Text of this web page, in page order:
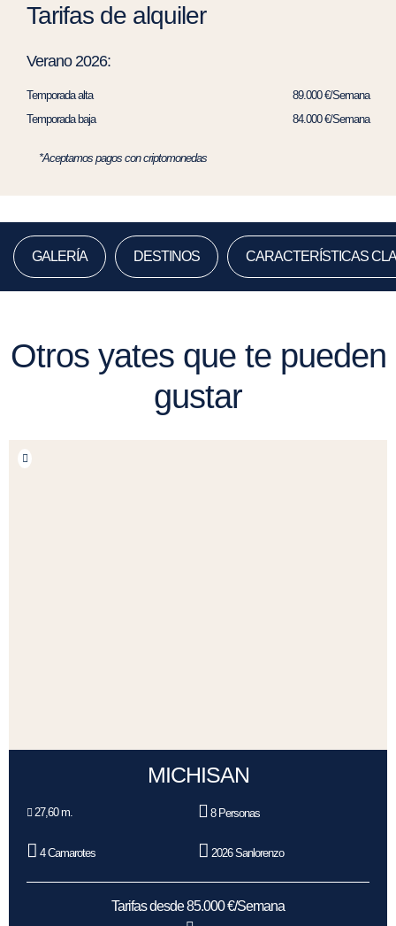
Tarifas de alquiler
Verano 2026:
Temporada alta
89.000 €/Semana
Temporada baja
84.000 €/Semana
*Aceptamos pagos con criptomonedas
GALERÍA DESTINOS CARACTERÍSTICAS
Otros yates que te pueden
gustar
MICHISAN
27,60 m. 8 Personas
4 Camarotes 2026 Sanlorenzo
Tarifas desde 85.000 €/Semana